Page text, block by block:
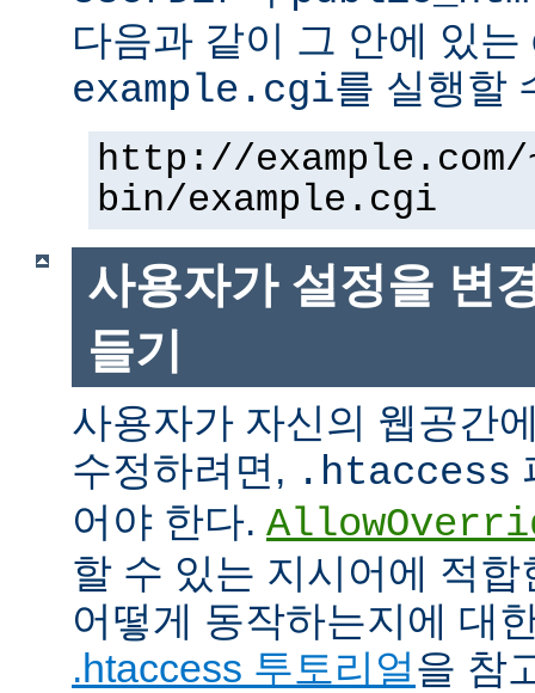
다음과 같이 그 안에 있
example.cgi를 실행할
http://
bin/example.cgi
사용자가 설정을 변
들기
사용자가 자신의 웹공간
수정하려면, .htaccess
어야 한다.
할 수 있는 지시어에 적
어떻게 동작하는지에 대
.htaccess 투토리얼을 참